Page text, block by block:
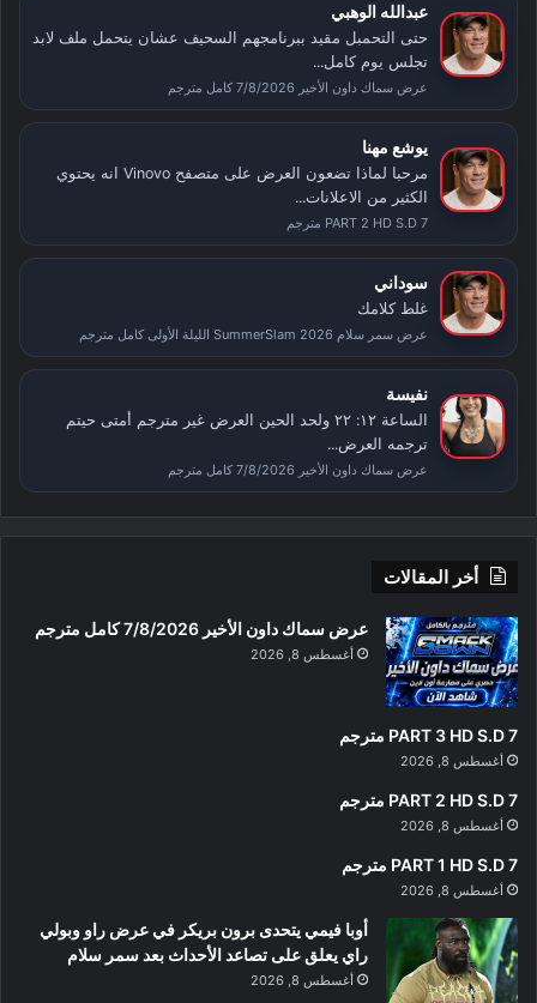
عبدالله الوهبي
حتى التحمبل مقيد ببرنامجهم السحيف عشان يتحمل ملف لابد
تجلس يوم كامل...
عرض سماك داون الأخير 7/8/2026 كامل مترجم
يوشع مهنا
مرحبا لماذا تضعون العرض على متصفح Vinovo انه يحتوي
الكثير من الاعلانات...
PART 2 HD S.D 7 مترجم
سوداني
غلط كلامك
عرض سمر سلام SummerSlam 2026 الليلة الأولى كامل مترجم
نفيسة
الساعة ١٢: ٢٢ ولحد الحين العرض غير مترجم أمتى حيتم
ترجمه العرض...
عرض سماك داون الأخير 7/8/2026 كامل مترجم
أخر المقالات
عرض سماك داون الأخير 7/8/2026 كامل مترجم
أغسطس 8, 2026
PART 3 HD S.D 7 مترجم
أغسطس 8, 2026
PART 2 HD S.D 7 مترجم
أغسطس 8, 2026
PART 1 HD S.D 7 مترجم
أغسطس 8, 2026
أوبا فيمي يتحدى برون بريكر في عرض راو وبولي
راي يعلق على تصاعد الأحداث بعد سمر سلام
أغسطس 8, 2026